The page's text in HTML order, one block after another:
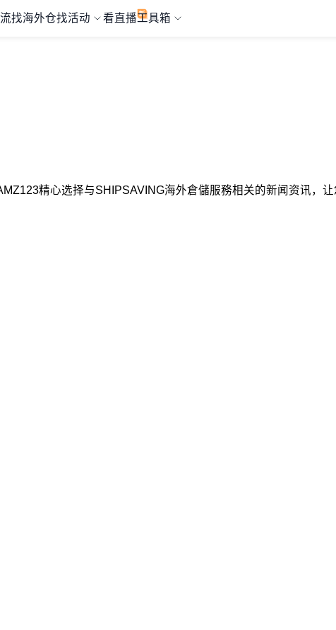
找海外仓找活动 看直播工具箱
精心选择与SHIPSAVING海外倉儲服務相关的新闻资讯，